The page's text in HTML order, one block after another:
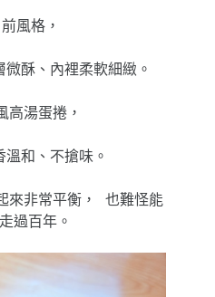
風格，
酥、內裡柔軟細緻。
高湯蛋捲，
和、不搶味。
來非常平衡， 也難怪能
過百年。